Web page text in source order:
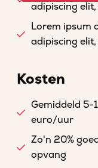
adipiscing elit,
Lorem ipsum
adipiscing elit,
Kosten
Gemiddeld 5-
euro/uur
Zo'n 20%
opvang